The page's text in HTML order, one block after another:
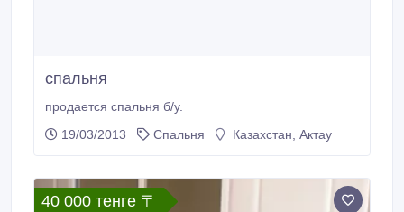
спальня
продается спальня б/у.
19/03/2013
Спальня Казахстан, Актау
40 000 тенге 〒